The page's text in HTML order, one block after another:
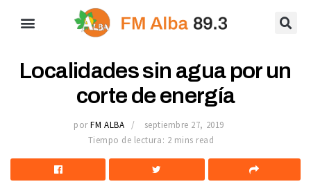
Localidades sin agua por un
corte de energía
por FM ALBA
septiembre 27, 2019
Tiempo de lectura: 2 mins read